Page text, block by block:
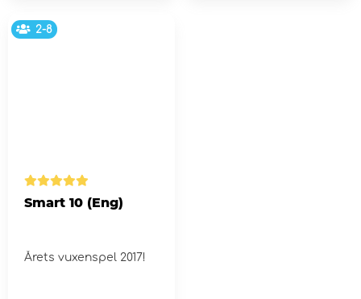
2-8
Smart 10 (Eng)
Årets vuxenspel 2017!